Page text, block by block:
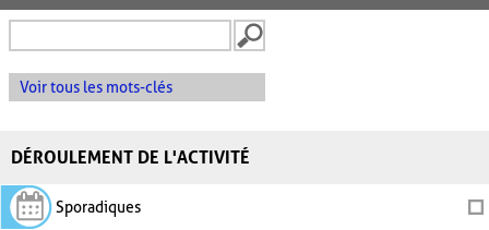
Voir tous les mots-clés
DÉROULEMENT DE L'ACTIVITÉ
Sporadiques